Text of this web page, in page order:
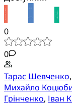
0
0
Тарас Шевченко,
Михайло
Грінченко, Іван